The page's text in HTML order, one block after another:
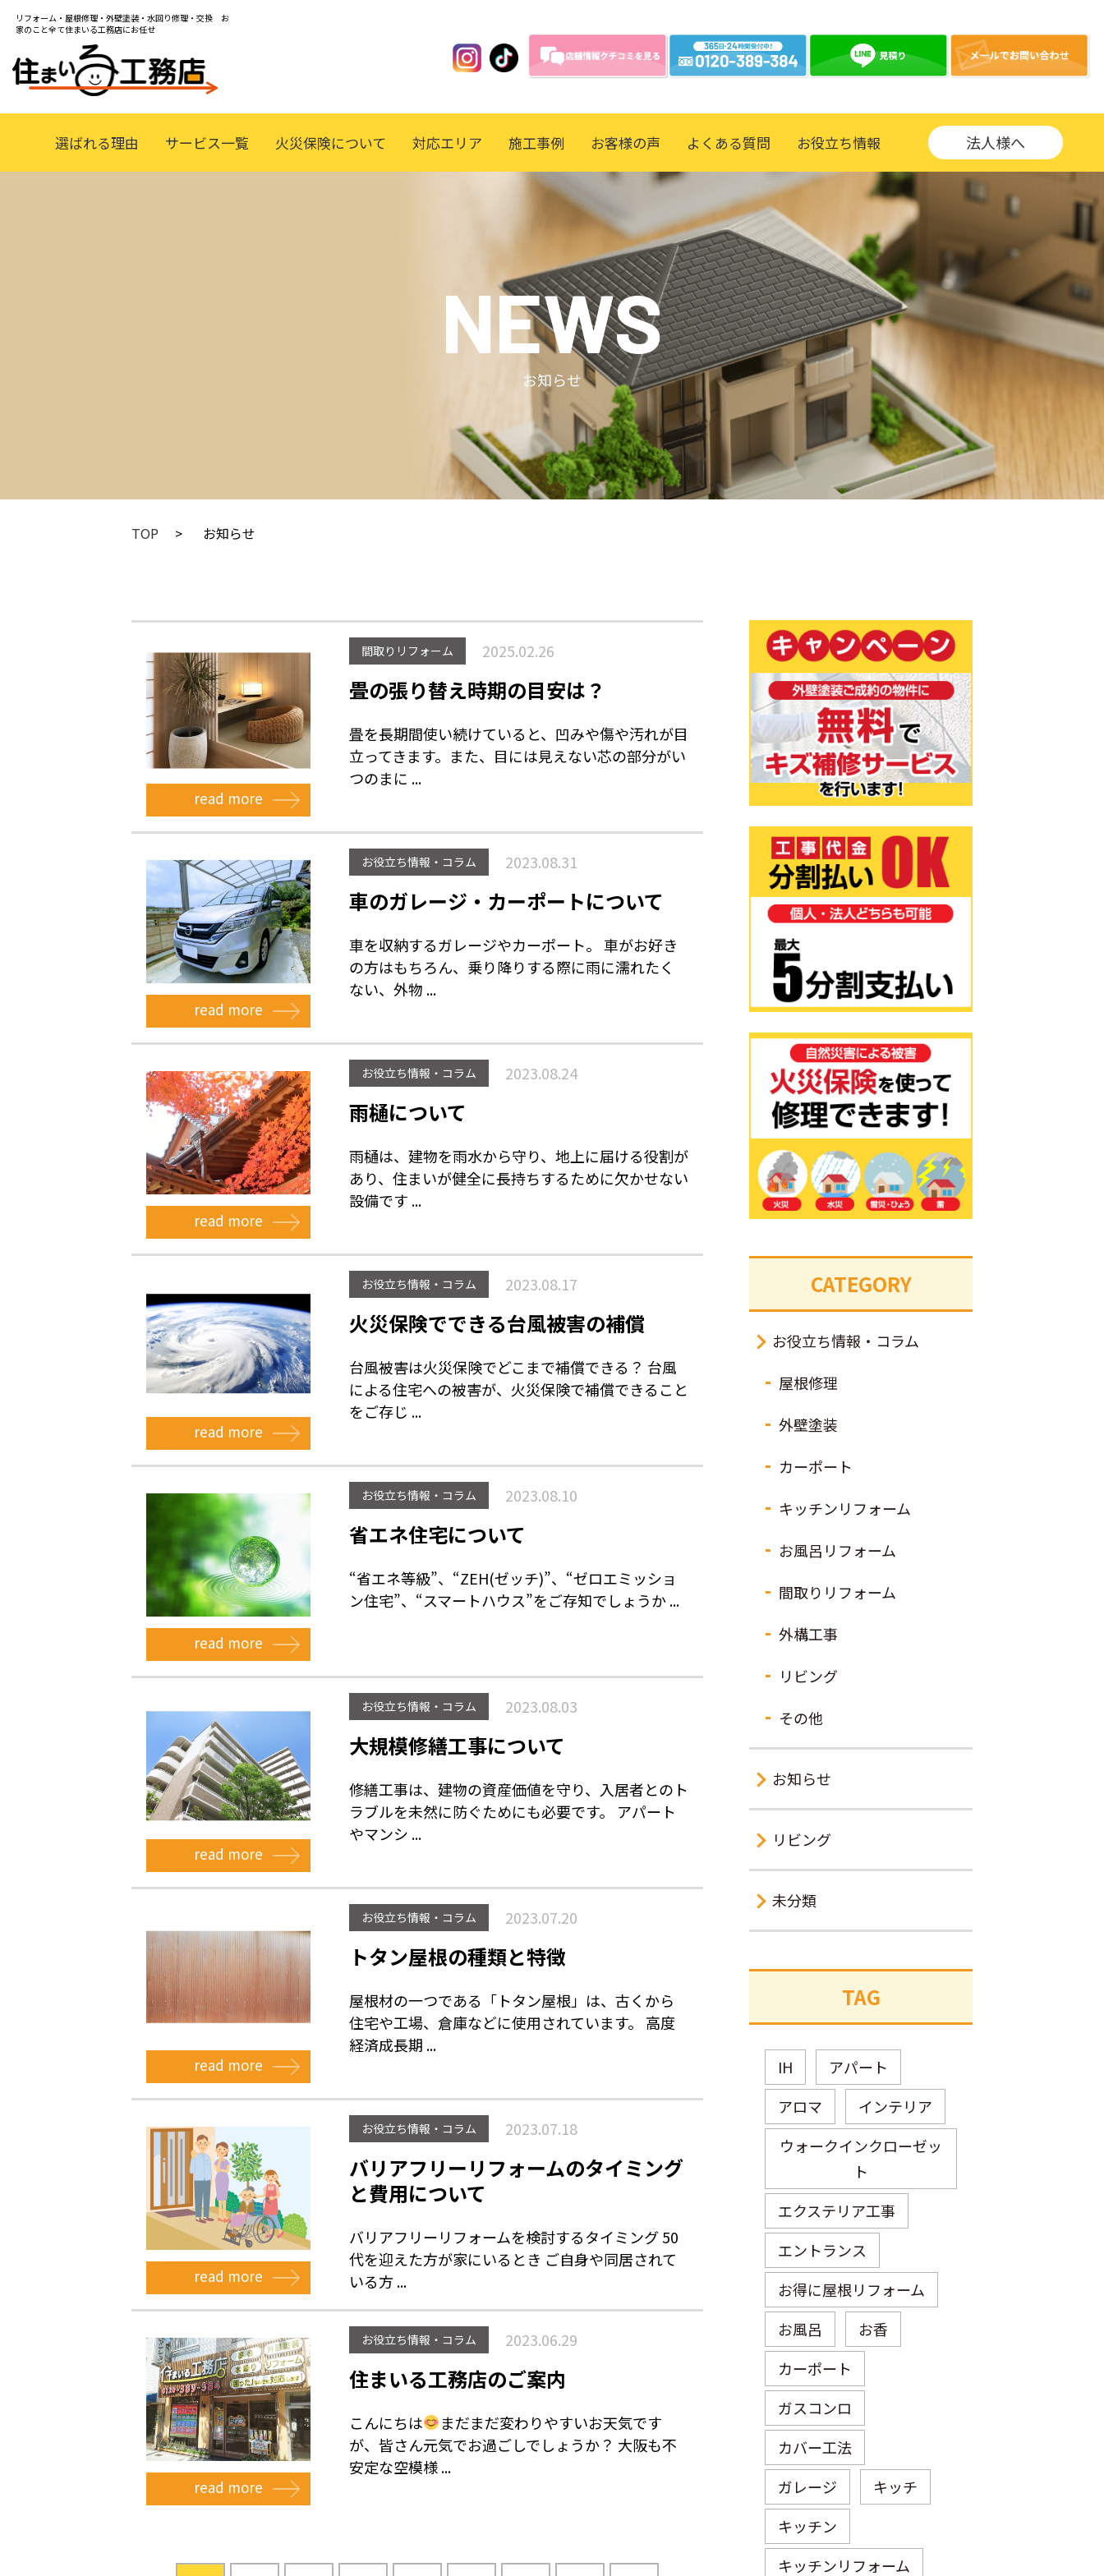
リフォーム・屋根修理・外壁塗装・水回り修理・交換 お
家のこと全て住まいる工務店にお任せ
選ばれる理由 サービス一覧 火災保険について 対応エリア 施工事例 お客様の声 よくある質問 お役立ち情報 法人様へ
NEWS
お知らせ
TOP お知らせ
read more
間取りリフォーム 2025.02.26
畳の張り替え時期の目安は？
畳を長期間使い続けていると、凹みや傷や汚れが目
立ってきます。また、目には見えない芯の部分がい
つのまに ...
read more
お役立ち情報・コラム 2023.08.31
車のガレージ・カーポートについて
車を収納するガレージやカーポート。 車がお好き
の方はもちろん、乗り降りする際に雨に濡れたく
ない、外物 ...
read more
お役立ち情報・コラム 2023.08.24
雨樋について
雨樋は、建物を雨水から守り、地上に届ける役割が
あり、住まいが健全に長持ちするために欠かせない
設備です ...
read more
お役立ち情報・コラム 2023.08.17
火災保険でできる台風被害の補償
台風被害は火災保険でどこまで補償できる？ 台風
による住宅への被害が、火災保険で補償できること
をご存じ ...
read more
お役立ち情報・コラム 2023.08.10
省エネ住宅について
“省エネ等級”、“ZEH(ゼッチ)”、“ゼロエミッショ
ン住宅”、“スマートハウス”をご存知でしょうか ...
read more
お役立ち情報・コラム 2023.08.03
大規模修繕工事について
修繕工事は、建物の資産価値を守り、入居者とのト
ラブルを未然に防ぐためにも必要です。 アパート
やマンシ ...
read more
お役立ち情報・コラム 2023.07.20
トタン屋根の種類と特徴
屋根材の一つである「トタン屋根」は、古くから
住宅や工場、倉庫などに使用されています。 高度
経済成長期 ...
read more
お役立ち情報・コラム 2023.07.18
バリアフリーリフォームのタイミング
と費用について
バリアフリーリフォームを検討するタイミング 50
代を迎えた方が家にいるとき ご自身や同居されて
いる方 ...
read more
お役立ち情報・コラム 2023.06.29
住まいる工務店のご案内
こんにちは
まだまだ変わりやすいお天気です
が、皆さん元気でお過ごしでしょうか？ 大阪も不
安定な空模様 ...
CATEGORY
お役立ち情報・コラム
屋根修理
外壁塗装
カーポート
キッチンリフォーム
お風呂リフォーム
間取りリフォーム
外構工事
リビング
その他
お知らせ
リビング
未分類
TAG
IH
アパート
アロマ
インテリア
ウォークインクローゼッ
ト
エクステリア工事
エントランス
お得に屋根リフォーム
お風呂
お香
カーポート
ガスコンロ
カバー工法
ガレージ
キッチ
キッチン
キッチンリフォーム